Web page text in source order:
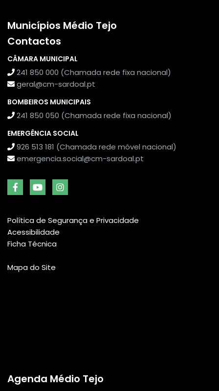
Municípios Médio Tejo
Contactos
CÂMARA MUNICIPAL
241 850 000 (Chamada rede fixa nacional)
geral@cm-sardoal.pt
BOMBEIROS MUNICIPAIS
241 850 050 (Chamada rede fixa nacional)
EMERGÊNCIA SOCIAL
926 513 181 (Chamada rede móvel nacional)
emergencia.social@cm-sardoal.pt
Política de Segurança e Privacidade
Acessibilidade
Ficha Técnica
Mapa do Site
Agenda Médio Tejo